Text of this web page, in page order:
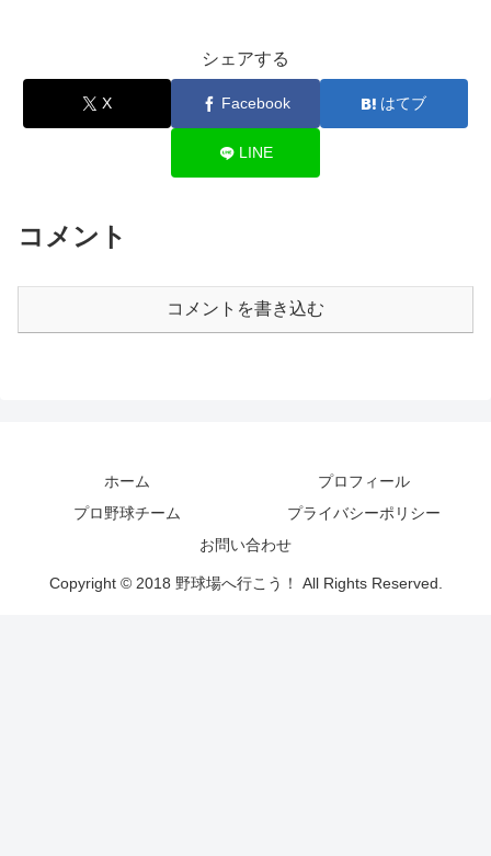
シェアする
X Facebook はてブ
LINE
コメント
コメントを書き込む
ホーム
プロフィール
プロ野球チーム
プライバシーポリシー
お問い合わせ
Copyright © 2018 野球場へ行こう！ All Rights Reserved.